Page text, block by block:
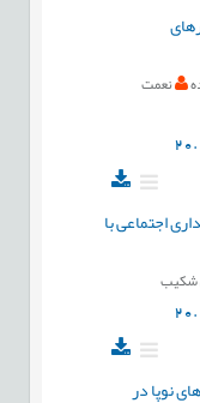
نعمت
اجتماعی با
نوپا در